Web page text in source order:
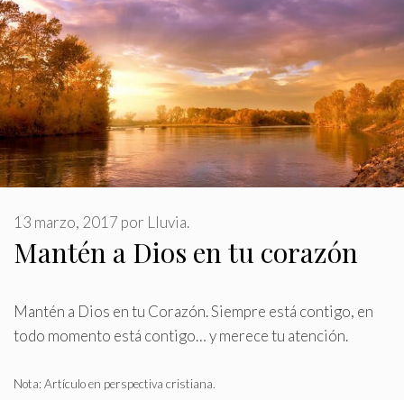
Mantén a Dios en tu corazón
13 marzo, 2017 por Lluvia.
Mantén a Dios en tu Corazón.Siempre está contigo, en
todo momento está contigo… y merece tu atención.
Nota: Artículo en perspectiva cristiana.